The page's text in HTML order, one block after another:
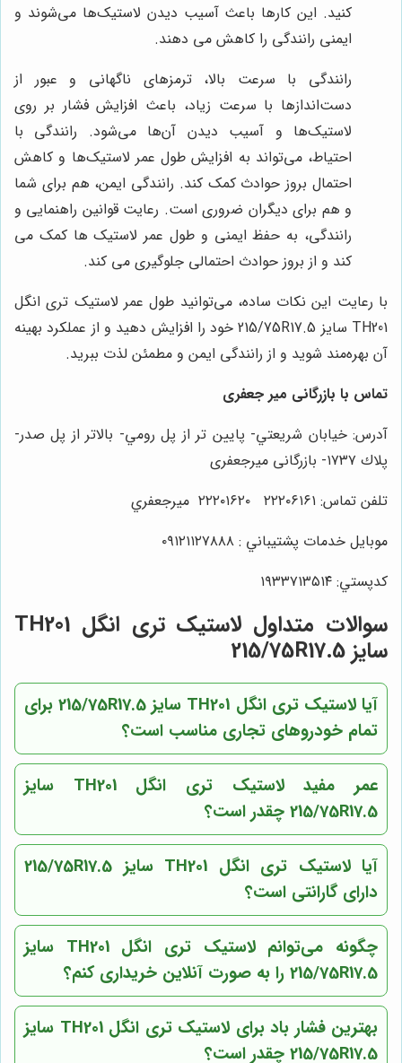
کنید. این کارها باعث آسیب دیدن لاستیک‌ها می‌شوند و
ایمنی رانندگی را کاهش می دهند.
رانندگی با سرعت بالا، ترمزهای ناگهانی و عبور از
دست‌اندازها با سرعت زیاد، باعث افزایش فشار بر روی
لاستیک‌ها و آسیب دیدن آن‌ها می‌شود. رانندگی با
احتیاط، می‌تواند به افزایش طول عمر لاستیک‌ها و کاهش
احتمال بروز حوادث کمک کند. رانندگی ایمن، هم برای شما
و هم برای دیگران ضروری است. رعایت قوانین راهنمایی و
رانندگی، به حفظ ایمنی و طول عمر لاستیک ها کمک می
کند و از بروز حوادث احتمالی جلوگیری می کند.
با رعایت این نکات ساده، می‌توانید طول عمر لاستیک تری انگل
TH201 سایز 215/75R17.5 خود را افزایش دهید و از عملکرد بهینه
آن بهره‌مند شوید و از رانندگی ایمن و مطمئن لذت ببرید.
تماس با بازرگانی میر جعفری
آدرس: خيابان شريعتي- پايين تر از پل رومي- بالاتر از پل صدر-
پلاك ١٧٣٧- بازرگانی میرجعفری
تلفن تماس: ٢٢٢٠٦١٦١ ٢٢٢٠١٦٢٠ ميرجعفري
موبايل خدمات پشتيباني : ٠٩١٢١١٢٧٨٨٨
كدپستي: ١٩٣٣٧١٣٥١٤
سوالات متداول لاستیک تری انگل TH201
سایز 215/75R17.5
آیا لاستیک تری انگل TH201 سایز 215/75R17.5 برای
تمام خودروهای تجاری مناسب است؟
عمر مفید لاستیک تری انگل TH201 سایز
215/75R17.5 چقدر است؟
آیا لاستیک تری انگل TH201 سایز 215/75R17.5
دارای گارانتی است؟
چگونه می‌توانم لاستیک تری انگل TH201 سایز
215/75R17.5 را به صورت آنلاین خریداری کنم؟
بهترین فشار باد برای لاستیک تری انگل TH201 سایز
215/75R17.5 چقدر است؟